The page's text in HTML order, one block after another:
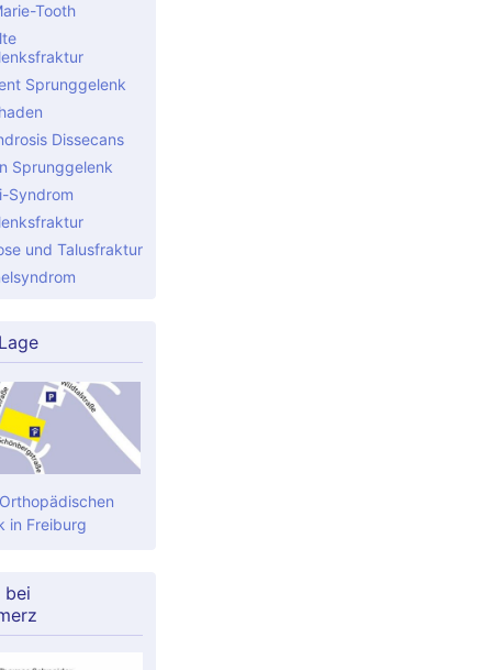
Tooth
Sprunggelenk
Dissecans
Sprunggelenk
Syndrom
und Talusfraktur
in Freiburg
bei